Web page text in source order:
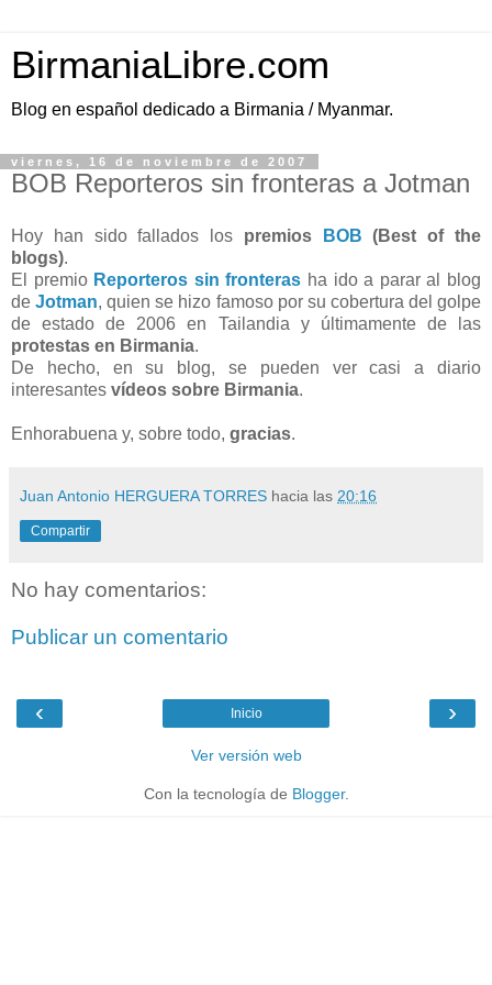
BirmaniaLibre.com
Blog en español dedicado a Birmania / Myanmar.
viernes, 16 de noviembre de 2007
BOB Reporteros sin fronteras a Jotman
Hoy han sido fallados los premios BOB (Best of the
blogs).
El premio Reporteros sin fronteras ha ido a parar al blog
deJotman, quien se hizo famoso por su cobertura del golpe
de estado de 2006 en Tailandia y últimamente de las
protestas en Birmania.
De hecho, en su blog, se pueden ver casi a diario
interesantes vídeos sobre Birmania.
Enhorabuena y, sobre todo, gracias.
Juan Antonio HERGUERA TORRES hacia las 20:16
Compartir
No hay comentarios:
Publicar un comentario
‹ ›
Inicio
Ver versión web
Con la tecnología de Blogger.